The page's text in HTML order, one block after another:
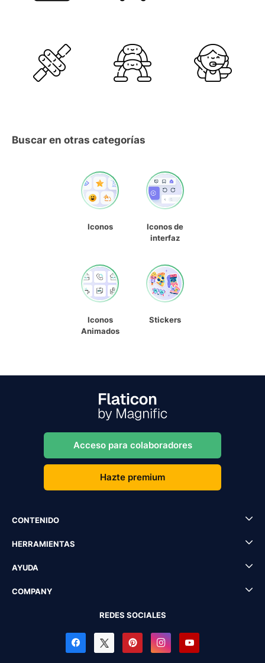
Buscar en otras categorías
Iconos
Iconos de
interfaz
Iconos
Animados
Stickers
Acceso para colaboradores
Hazte premium
CONTENIDO
HERRAMIENTAS
AYUDA
COMPANY
REDES SOCIALES